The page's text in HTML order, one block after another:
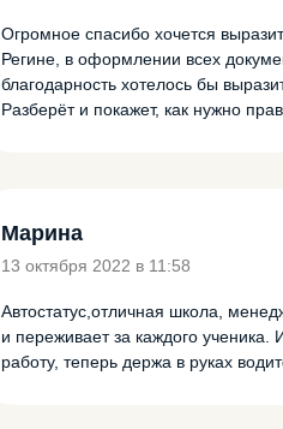
Огромное спасибо хочется
Регине, в оформлении всех
благодарность хотелось бы
Разберёт и покажет, как нужно
Марина
13 октября 2022 в 11:58
Автостатус,отличная школа,
и переживает за каждого
работу, теперь держа в руках